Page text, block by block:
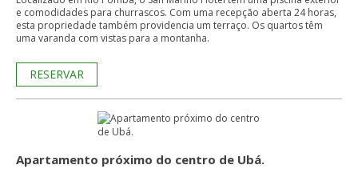
e comodidades para churrascos. Com uma recepção aberta 24 horas,
esta propriedade também providencia um terraço. Os quartos têm
uma varanda com vistas para a montanha.
RESERVAR
Apartamento próximo do centro de Ubá.